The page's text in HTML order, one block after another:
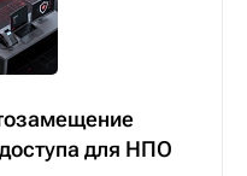
для НПО